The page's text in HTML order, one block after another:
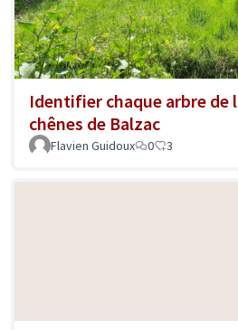
Identifier chaque arbre de
chênes de Balzac
Flavien Guidoux 0 3